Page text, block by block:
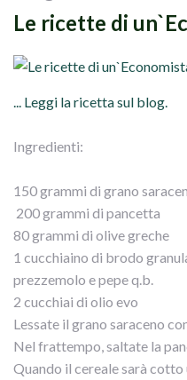
Le ricette di
... Leggi la ricetta sul blog.
Ingredienti:
150 grammi di grano
200 grammi di pancetta
80 grammi di olive greche
1 cucchiaino di brodo
prezzemolo e pepe q.b.
2 cucchiai di olio evo
Lessate il grano saraceno
Nel frattempo, saltate la
Quando il cereale sarà